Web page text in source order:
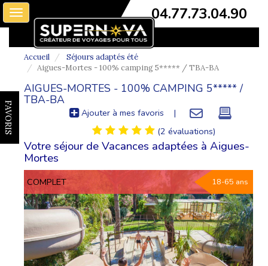
04.77.73.04.90
Toggle
navigation
FAVORIS
Accueil
Séjours adaptés été
Aigues-Mortes - 100% camping 5***** / TBA-BA
AIGUES-MORTES - 100% CAMPING 5***** /
TBA-BA
Ajouter à mes favoris |
(2 évaluations)
Votre séjour de Vacances adaptées à Aigues-
Mortes
COMPLET 18-65 ans